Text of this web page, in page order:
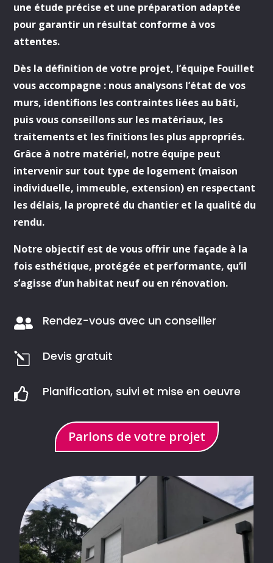
une étude précise et une préparation adaptée
pour garantir un résultat conforme à vos
attentes.
Dès la définition de votre projet, l’équipe Fouillet
vous accompagne : nous analysons l’état de vos
murs, identifions les contraintes liées au bâti,
puis vous conseillons sur les matériaux, les
traitements et les finitions les plus appropriés.
Grâce à notre matériel, notre équipe peut
intervenir sur tout type de logement (maison
individuelle, immeuble, extension) en respectant
les délais, la propreté du chantier et la qualité du
rendu.
Notre objectif est de vous offrir une façade à la
fois esthétique, protégée et performante, qu’il
s’agisse d’un habitat neuf ou en rénovation.
 Rendez-vous avec un conseiller
l Devis gratuit
 Planification, suivi et mise en oeuvre
Parlons de votre projet